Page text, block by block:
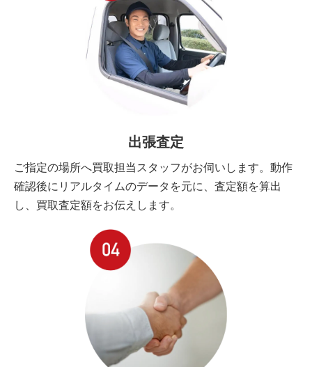
出張査定
ご指定の場所へ買取担当スタッフがお伺いします。動作
確認後にリアルタイムのデータを元に、査定額を算出
し、買取査定額をお伝えします。